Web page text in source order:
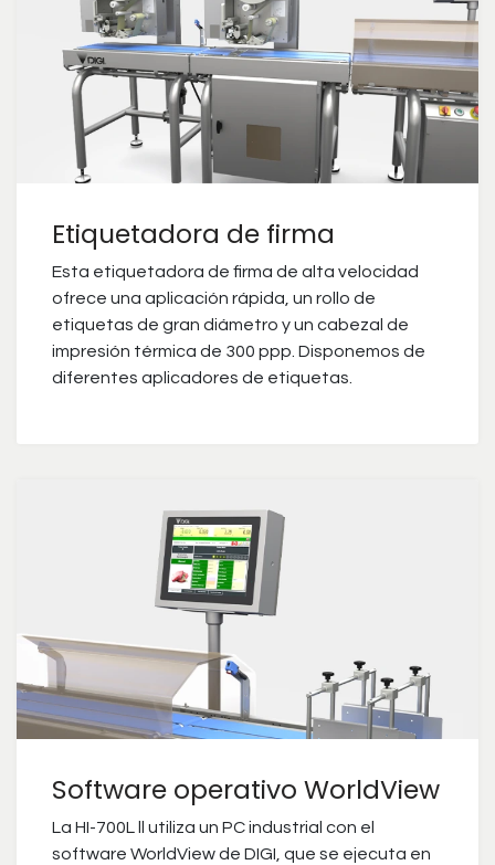
Etiquetadora de firma
Esta etiquetadora de firma de alta velocidad
ofrece una aplicación rápida, un rollo de
etiquetas de gran diámetro y un cabezal de
impresión térmica de 300 ppp. Disponemos de
diferentes aplicadores de etiquetas.
Software operativo WorldView
La HI-700L ll utiliza un PC industrial con el
software WorldView de DIGI, que se ejecuta en